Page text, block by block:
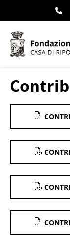
al
contenuto